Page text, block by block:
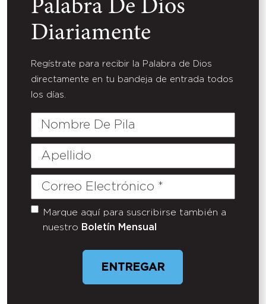
Palabra De Dios
Diariamente
Regístrate para recibir la Palabra de Dios
directamente en tu bandeja de entrada todos
los días.
Nombre
Pila
Apellido
Correo
Untitled
Marque aquí para suscribirse también a
nuestro Boletín Mensual
ENTREGAR